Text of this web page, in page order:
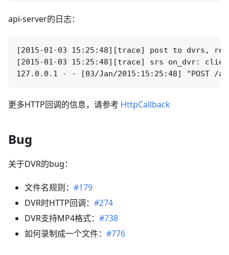
api-server的日志：
[2015-01-03 15:25:48][trace] post to dvrs,
[2015-01-03 15:25:48][trace] srs on_dvr:
更多HTTP回调的信息，请参考 HttpCallback
Bug
关于DVR的bug：
文件名规则： #179
DVR时HTTP回调： #274
DVR支持MP4格式： #738
如何录制成一个文件： #776